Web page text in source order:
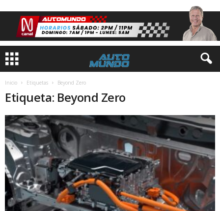
Inicio Etiquetas Beyond Zero
Etiqueta: Beyond Zero